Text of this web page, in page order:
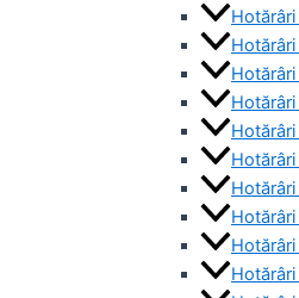
Hotărâri